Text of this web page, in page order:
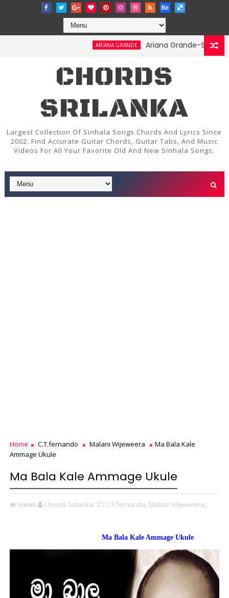
ARIANA GRANDE Ariana Grande-Stay
CHORDS
SRILANKA
Largest Collection Of Sinhala Songs Chords And Lyrics Since
2002. Find Accurate Guitar Chords, Guitar Tabs, And Music
Videos For All Your Favorite Old And New Sinhala Songs.
Home C.T.fernando Malani Wijeweera
Ma Bala Kale
Ammage Ukule
Ma Bala Kale Ammage Ukule
Views Chords Srilanka C.T.fernando, Malani Wijeweera,
Ma Bala Kale Ammage Ukule